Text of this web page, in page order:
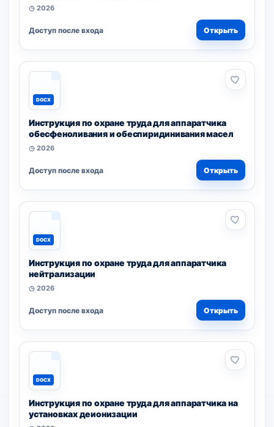
◷ 2026
Доступ после входа Открыть
DOCX
Инструкция по охране труда для аппаратчика
обесфеноливания и обеспиридинивания масел
◷ 2026
Доступ после входа Открыть
DOCX
Инструкция по охране труда для аппаратчика
нейтрализации
◷ 2026
Доступ после входа Открыть
DOCX
Инструкция по охране труда для аппаратчика на
установках деионизации